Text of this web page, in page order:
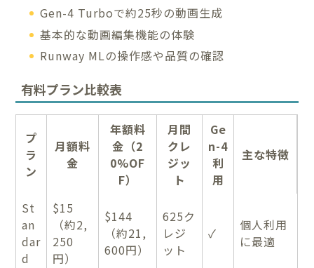
Gen-4 Turboで約25秒の動画生成
基本的な動画編集機能の体験
Runway MLの操作感や品質の確認
有料プラン比較表
プ
ラ
ン
月額料
金
年額料
金（2
0%OF
F）
月間
クレ
ジッ
ト
Ge
n-4
利
用
主な特徴
St
an
dar
d
$15
（約2,
250
円）
$144
（約21,
600円）
625ク
レジ
ット
✓
個人利用
に最適